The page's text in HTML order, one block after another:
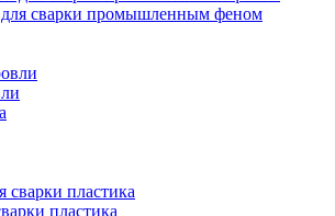
сварки промышленным феном
пластика